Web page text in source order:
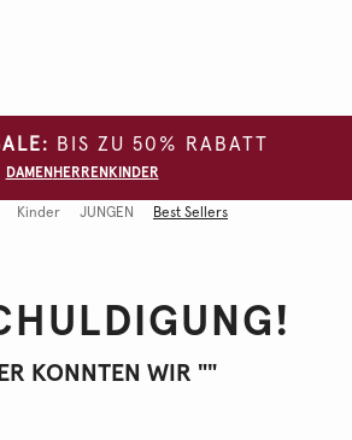
BIS ZU 50% RABATT
DAMEN HERREN KINDER
Kinder JUNGEN Best Sellers
KONNTEN WIR ""